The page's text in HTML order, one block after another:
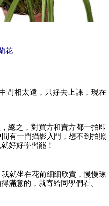
花
間相太遠，只好去上課，現在
總之，對買方和賣方都一拍即
有一門攝影入門，想不到拍照
好好學習罷！
就坐在花前細細欣賞，慢慢琢
滿意的，就寄給同學們看。